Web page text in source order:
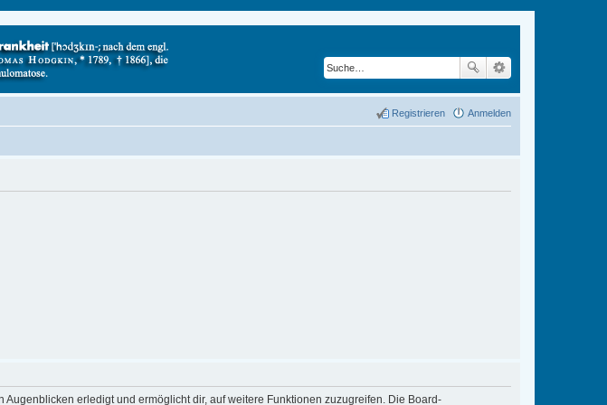
Anmelden
Registrieren
erledigt und ermöglicht dir, auf weitere Funktionen zuzugreifen. Die Board-